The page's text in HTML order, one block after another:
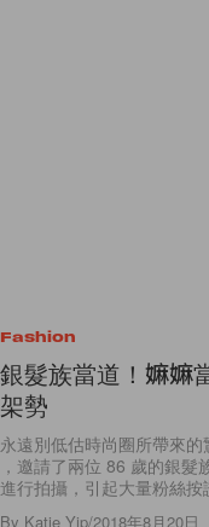
Fashion
銀髮族當道！嫲嫲
架勢
永遠別低估時尚圈所帶來
，邀請了兩位 86 歲的銀
進行拍攝，引起大量粉絲按
By Katie Yip/2018年8月20日